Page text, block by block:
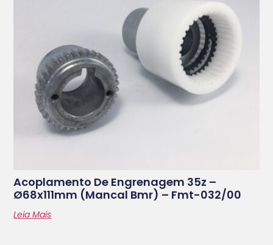
Acoplamento De Engrenagem 35z –
Ø68x111mm (mancal Bmr) – Fmt-032/00
Leia Mais